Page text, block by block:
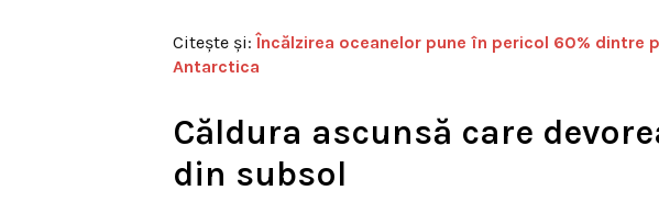
Citește și:Încălzirea oceanelor pune în pericol 60% dintre
Antarctica
Căldura ascunsă care
din subsol